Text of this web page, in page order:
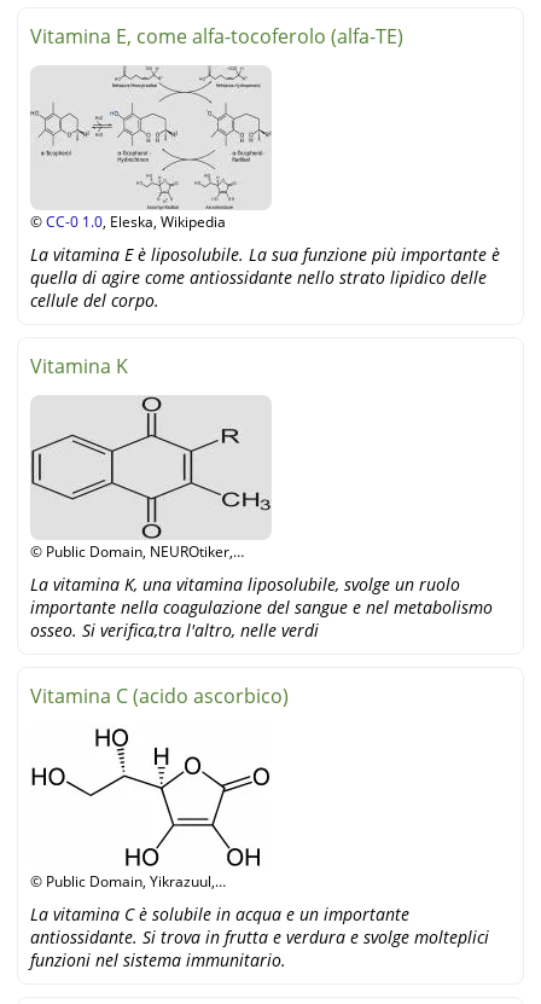
Vitamina E, come alfa-tocoferolo (alfa-TE)
©CC-0 1.0, Eleska, Wikipedia
La vitamina E è liposolubile. La sua funzione più importante è
quella di agire come antiossidante nello strato lipidico delle
cellule del corpo.
Vitamina K
© Public Domain, NEUROtiker,
La vitamina K, una vitamina liposolubile, svolge un ruolo
importante nella coagulazione del sangue e nel metabolismo
osseo. Si verifica,tra l'altro, nelle verdi
Vitamina C (acido ascorbico)
© Public Domain, Yikrazuul,
La vitamina C è solubile in acqua e un importante
antiossidante. Si trova in frutta e verdura e svolge molteplici
funzioni nel sistema immunitario.